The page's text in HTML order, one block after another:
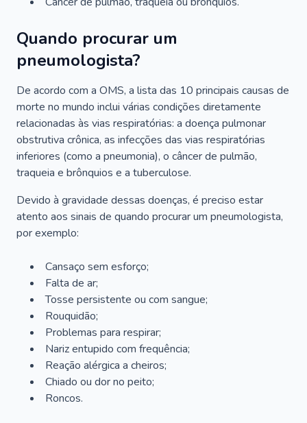
Quando procurar um
pneumologista?
De acordo com a OMS, a lista das 10 principais causas de
morte no mundo inclui várias condições diretamente
relacionadas às vias respiratórias: a doença pulmonar
obstrutiva crônica, as infecções das vias respiratórias
inferiores (como a pneumonia), o câncer de pulmão,
traqueia e brônquios e a tuberculose.
Devido à gravidade dessas doenças, é preciso estar
atento aos sinais de quando procurar um pneumologista,
por exemplo:
Cansaço sem esforço;
Falta de ar;
Tosse persistente ou com sangue;
Rouquidão;
Problemas para respirar;
Nariz entupido com frequência;
Reação alérgica a cheiros;
Chiado ou dor no peito;
Roncos.